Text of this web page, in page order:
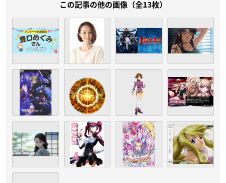
この記事の他の画像（全13枚）